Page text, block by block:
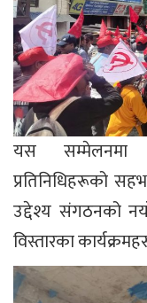
यस सम्मेलनमा
प्रतिनिधिहरूको
उद्देश्य संगठनको
विस्तारका